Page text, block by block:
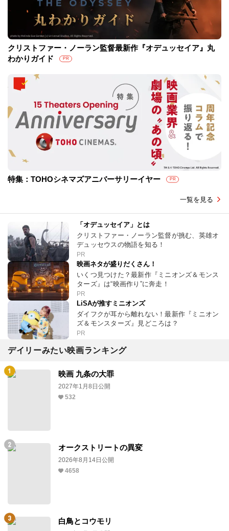
クリストファー・ノーラン監督最新作『オデュッセイア』丸
わかりガイド
PR
特集：TOHOシネマズアニバーサリーイヤー PR
一覧を見る
「オデュッセイア」とは
クリストファー・ノーラン監督が挑む、英雄オ
デュッセウスの物語を知る！
PR
映画ネタが盛りだくさん！
いくつ見つけた？最新作『ミニオンズ＆モンス
ターズ』は“映画作り”に奔走！
PR
LiSAが推すミニオンズ
ダイフクが耳から離れない！最新作『ミニオン
ズ＆モンスターズ』見どころは？
PR
デイリーみたい映画ランキング
映画 九条の大罪
2027年1月8日公開
532
オークストリートの異変
2026年8月14日公開
4658
白鳥とコウモリ